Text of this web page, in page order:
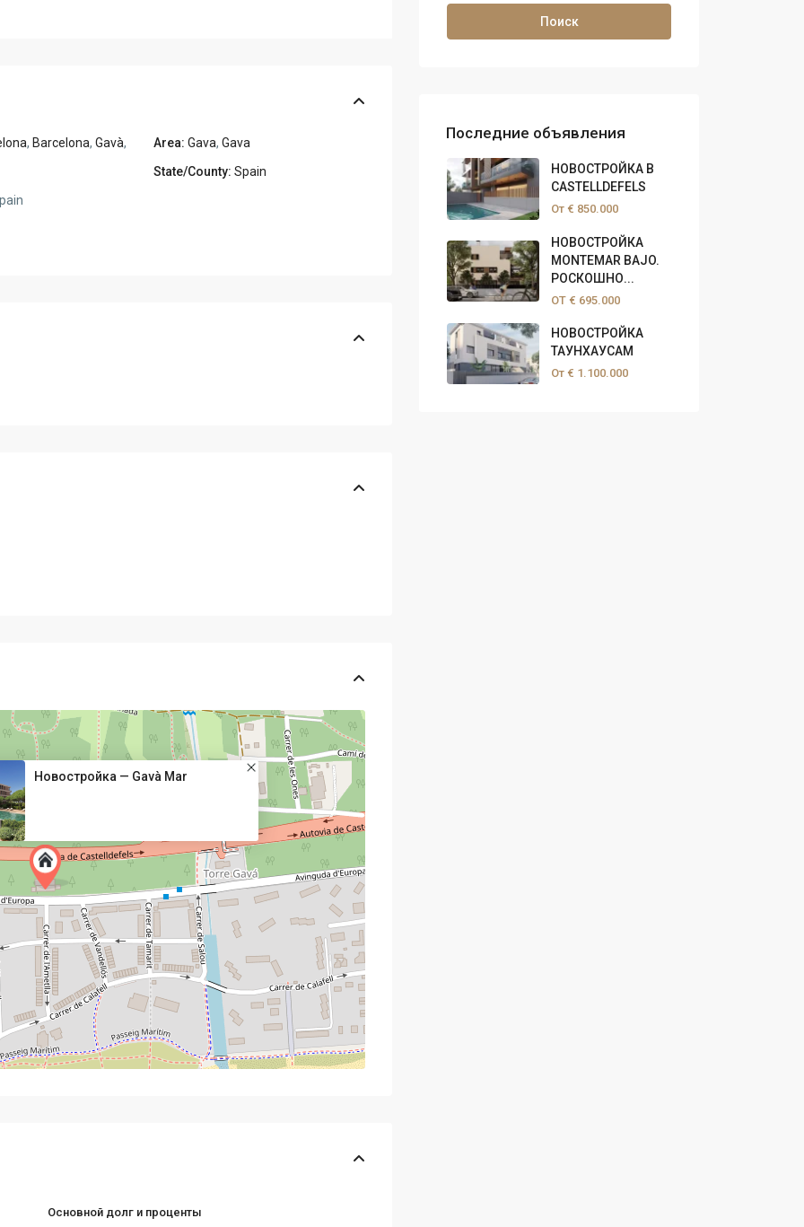
, Barcelona, Gavà, Area: Gava, Gava
State/County: Spain
Новостройка — Gavà Mar
Основной долг и проценты
Поиск
Последние объявления
НОВОСТРОЙКА В
CASTELLDEFELS
От€ 850.000
НОВОСТРОЙКА
MONTEMAR BAJO.
РОСКОШНО...
ОТ€ 695.000
НОВОСТРОЙКА
ТАУНХАУСАМ
От€ 1.100.000